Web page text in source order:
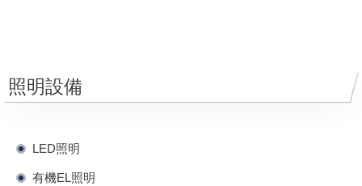
照明設備
LED照明
有機EL照明